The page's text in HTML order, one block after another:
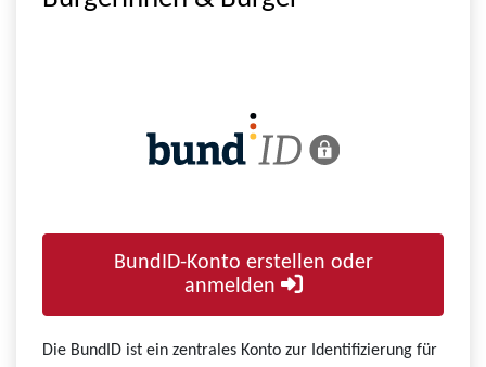
BundID-Konto erstellen oder
anmelden
Die BundID ist ein zentrales Konto zur Identifizierung für